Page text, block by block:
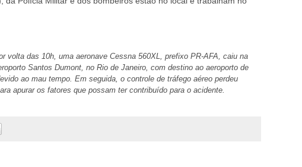
volta das 10h, uma aeronave Cessna 560XL, prefixo PR-AFA, caiu na
Santos Dumont, no Rio de Janeiro, com destino ao aeroporto de
ao mau tempo. Em seguida, o controle de tráfego aéreo perdeu
apurar os fatores que possam ter contribuído para o acidente.